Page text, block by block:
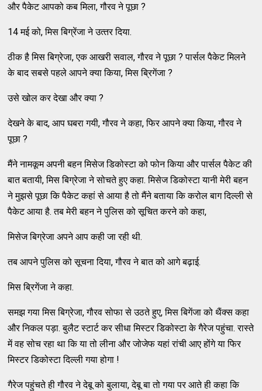
और पैकेट आपको कब मिला, गौरव ने पूछा ?
14 मई को, मिस बिग्रेंजा ने उत्‍तर दिया.
ठीक है मिस बिग्रेजा, एक आखरी सवाल, गौरव ने पूछा ? पार्सल पैकेट मिलने
के बाद सबसे पहले आपने क्‍या किया, मिस ब्रिगेंजा ?
उसे खोल कर देखा और क्‍या ?
देखने के बाद, आप घबरा गयी, गौरव ने कहा, फिर आपने क्‍या किया, गौरव ने
पूछा ?
मैंने नामकूम अपनी बहन मिसेज डिकोस्‍टा को फोन किया और पार्सल पैकेट की
बात बतायी, मिस बिग्रेजा ने सोचते हुए कहा. मिसेज डिकोस्‍टा यानी मेरी बहन
ने मुझसे पूछा कि पैकेट कहां से आया है तो मैंने बताया कि करोल बाग दिल्‍ली से
पैकेट आया है. तब मेरी बहन ने पुलिस को सूचित करने को कहा,
मिसेज बिग्रेजा अपने आप कही जा रही थी.
तब आपने पुलिस को सूचना दिया, गौरव ने बात को आगे बढ़ाई.
मिस ब्रिगेंजा ने कहा.
समझ गया मिस बिग्रेजा, गौरव सोफा से उठते हुए, मिस बिगेंजा को थैंक्‍स कहा
और निकल पड़ा. बुलैट स्‍टार्ट कर सीधा मिस्‍टर डिकोस्‍टा के गैरेज पहुंचा. रास्‍ते
में वह सोच रहा था कि या तो लीना और जोजेफ यहां रांची आए होंगे या फिर
मिस्‍टर डिकोस्‍टा दिल्‍ली गया होगा !
गैरेज पहुंचते ही गौरव ने देबू को बुलाया, देबू बा तो गया पर आते ही कहा कि